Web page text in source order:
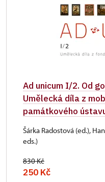
Ad unicum I/2. Od
Umělecká díla z
památkového
Šárka Radostová (ed.),
eds.)
830 Kč
250 Kč